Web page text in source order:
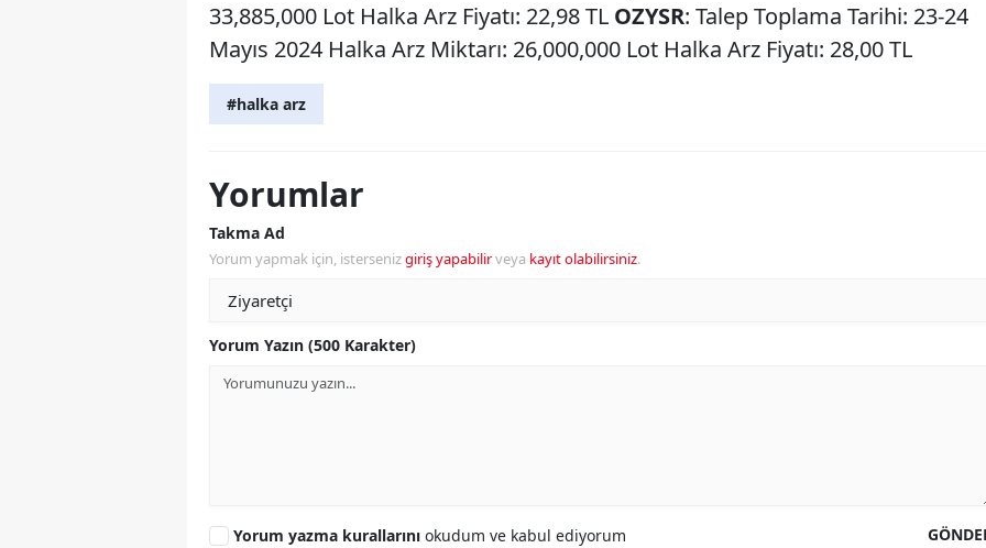
33,885,000 Lot Halka Arz Fiyatı: 22,98 TL OZYSR: Talep Toplama Tarihi: 23-24
Mayıs 2024 Halka Arz Miktarı: 26,000,000 Lot Halka Arz Fiyatı: 28,00 TL
#halka arz
Yorumlar
Takma Ad
Yorum yapmak için, istersenizgiriş yapabilirveya kayıt olabilirsiniz.
Yorum Yazın (500 Karakter)
Yorum yazma kurallarını okudum ve kabul ediyorum